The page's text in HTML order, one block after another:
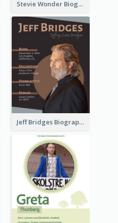
Stevie Wonder Biography
Jeff Bridges Biography